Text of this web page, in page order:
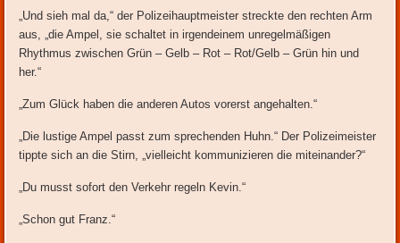
„Und sieh mal da,“ der Polizeihauptmeister streckte den rechten Arm
aus, „die Ampel, sie schaltet in irgendeinem unregelmäßigen
Rhythmus zwischen Grün – Gelb – Rot – Rot/Gelb – Grün hin und
her.“
„Zum Glück haben die anderen Autos vorerst angehalten.“
„Die lustige Ampel passt zum sprechenden Huhn.“ Der Polizeimeister
tippte sich an die Stirn, „vielleicht kommunizieren die miteinander?“
„Du musst sofort den Verkehr regeln Kevin.“
„Schon gut Franz.“